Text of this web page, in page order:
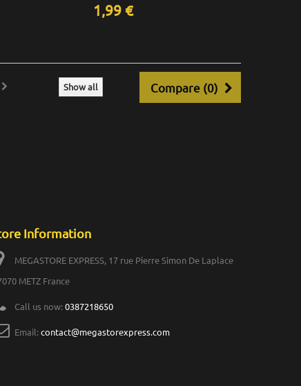
1,99 €
Compare (0)
Show all
Information
MEGASTORE EXPRESS, 17 rue Pierre Simon De Laplace
METZ France
Call us now:0387218650
Email:contact@megastorexpress.com